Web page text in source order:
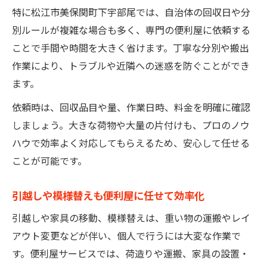
特に松江市美保関町下宇部尾では、自治体の回収日や分
別ルールが複雑な場合も多く、専門の便利屋に依頼する
ことで手間や時間を大きく省けます。丁寧な分別や搬出
作業により、トラブルや近隣への迷惑を防ぐことができ
ます。
依頼時は、回収品目や量、作業日時、料金を明確に確認
しましょう。大きな荷物や大量の片付けも、プロのノウ
ハウで効率よく対応してもらえるため、安心して任せる
ことが可能です。
引越しや模様替えも便利屋に任せて効率化
引越しや家具の移動、模様替えは、重い物の運搬やレイ
アウト変更などが伴い、個人で行うには大変な作業で
す。便利屋サービスでは、荷造りや運搬、家具の設置・